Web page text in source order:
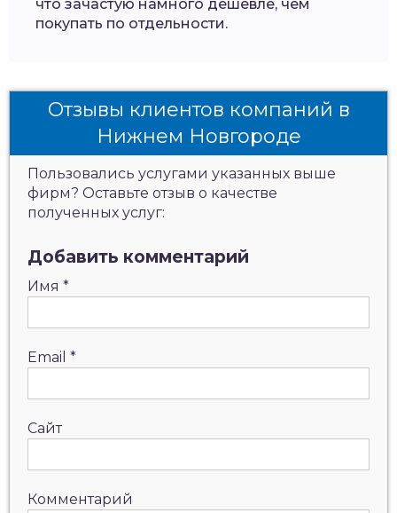
что зачастую намного дешевле, чем
покупать по отдельности.
Отзывы клиентов компаний в
Нижнем Новгороде
Пользовались услугами указанных выше
фирм? Оставьте отзыв о качестве
полученных услуг:
Добавить комментарий
Имя *
Email *
Сайт
Комментарий